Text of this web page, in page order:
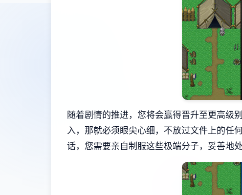
随着剧情的推进，您将会赢得晋升至更高级
入，那就必须眼尖心细，不放过文件上的任
话，您需要亲自制服这些极端分子，妥善地